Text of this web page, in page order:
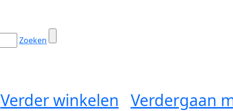
Zoeken
Verder winkelen Verdergaan